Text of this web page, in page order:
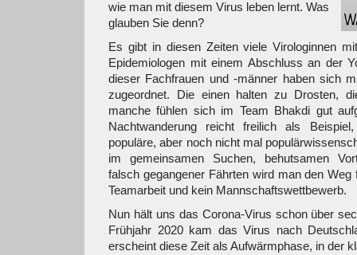
wie man mit diesem Virus leben lernt. Was
glauben Sie denn?
Es gibt in diesen Zeiten viele Virologinnen
Epidemiologen mit einem Abschluss an der
dieser Fachfrauen und -männer haben sich
zugeordnet. Die einen halten zu Drosten,
manche fühlen sich im Team Bhakdi gut
Nachtwanderung reicht freilich als
populäre, aber noch nicht mal
im gemeinsamen Suchen, behutsamen
falsch gegangener Fährten wird man den
Teamarbeit und kein Mannschaftswettbewerb.
Nun hält uns das Corona-Virus schon über
Frühjahr 2020 kam das Virus nach
erscheint diese Zeit als Aufwärmphase, in der